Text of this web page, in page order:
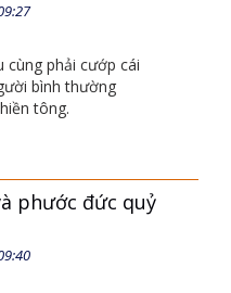
cùng phải cướp cái
bình thường
tông.
phước đức quỷ